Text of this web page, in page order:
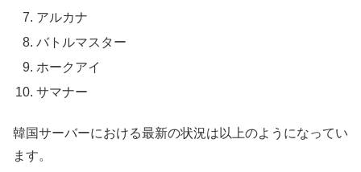
アルカナ
バトルマスター
ホークアイ
サマナー
韓国サーバーにおける最新の状況は以上のようになってい
ます。